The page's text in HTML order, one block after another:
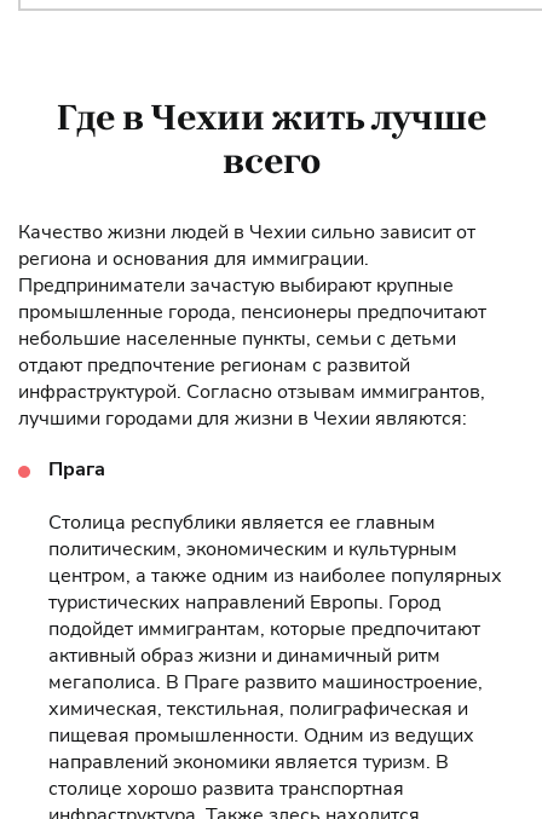
Где в Чехии жить лучше
всего
Качество жизни людей в Чехии сильно зависит от
региона и основания для иммиграции.
Предприниматели зачастую выбирают крупные
промышленные города, пенсионеры предпочитают
небольшие населенные пункты, семьи с детьми
отдают предпочтение регионам с развитой
инфраструктурой. Согласно отзывам иммигрантов,
лучшими городами для жизни в Чехии являются:
Прага
Столица республики является ее главным
политическим, экономическим и культурным
центром, а также одним из наиболее популярных
туристических направлений Европы. Город
подойдет иммигрантам, которые предпочитают
активный образ жизни и динамичный ритм
мегаполиса. В Праге развито машиностроение,
химическая, текстильная, полиграфическая и
пищевая промышленности. Одним из ведущих
направлений экономики является туризм. В
столице хорошо развита транспортная